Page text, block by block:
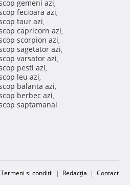
gemeni azi,
fecioara azi,
taur azi,
capricorn azi,
scorpion azi,
sagetator azi,
varsator azi,
pesti azi,
leu azi,
balanta azi,
berbec azi,
saptamanal
Termeni si conditii | Redacţia | Contact